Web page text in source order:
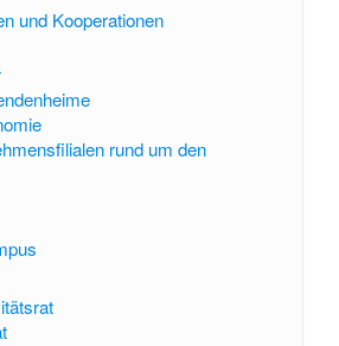
und Kooperationen
rund um den